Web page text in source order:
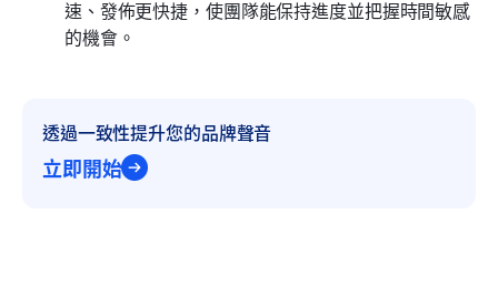
速、發佈更快捷，使團隊能保持進度並把握時間敏感
的機會。
透過一致性提升您的品牌聲音
立即開始